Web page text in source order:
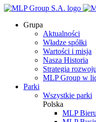
Grupa
Aktualności
Władze spółki
Wartości i misja
Nasza Historia
Strategia rozwoju
MLP Group w
Parki
Wszystkie parki
Polska
MLP